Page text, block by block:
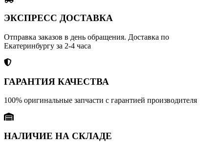
ЭКСПРЕСС ДОСТАВКА
Отправка заказов в день обращения. Доставка по
Екатеринбургу за 2-4 часа
ГАРАНТИЯ КАЧЕСТВА
100% оригинальные запчасти с гарантией производителя
НАЛИЧИЕ НА СКЛАДЕ